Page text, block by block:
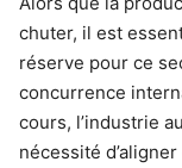
chuter, il est
réserve pour ce
concurrence
cours, l’industrie
nécessité